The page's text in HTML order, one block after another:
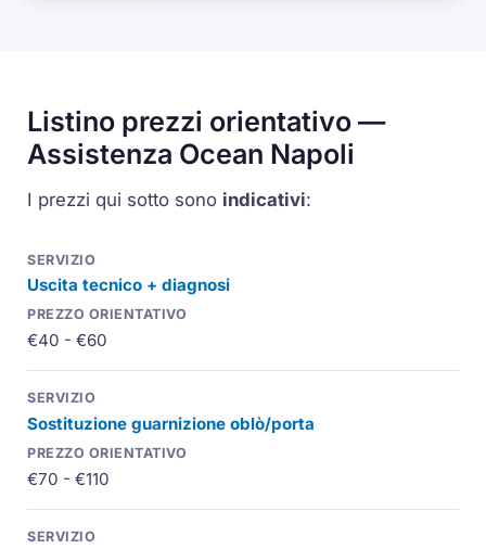
Listino prezzi orientativo —
Assistenza Ocean Napoli
I prezzi qui sotto sono indicativi:
Uscita tecnico + diagnosi
€40 - €60
Sostituzione guarnizione oblò/porta
€70 - €110